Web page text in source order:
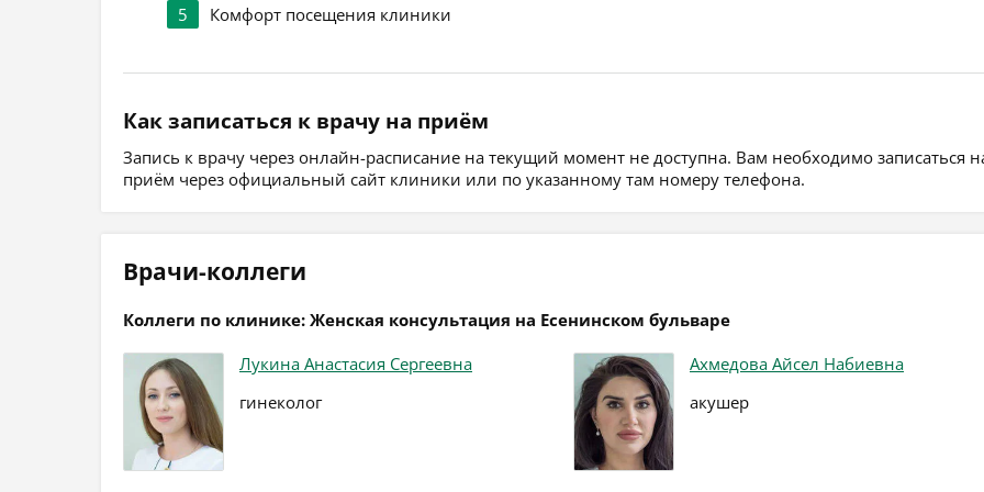
5 Комфорт посещения клиники
Как записаться к врачу на приём
Запись к врачу через онлайн-расписание на текущий момент не доступна. Вам необходимо записаться
приём через официальный сайт клиники или по указанному там номеру телефона.
Врачи-коллеги
Коллеги по клинике: Женская консультация на Есенинском бульваре
Лукина Анастасия Сергеевна
гинеколог
Ахмедова Айсел Набиевна
акушер